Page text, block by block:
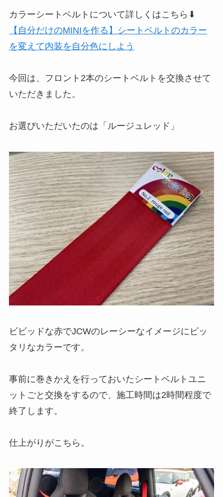
カラーシートベルトについて詳しくはこちら⬇
【自分だけのMINIを作る】シートベルトのカラー
を変えて内装を自分色にしよう
今回は、フロント2本のシートベルトを交換させて
いただきました。
お選びいただいたのは「ルージュレッド」
ビビッドな赤でJCWのレーシーなイメージにピッ
タリなカラーです。
事前に巻きかえを行っておいたシートベルトユニ
ットごと交換をするので、施工時間は2時間程度で
終了します。
仕上がりがこちら。